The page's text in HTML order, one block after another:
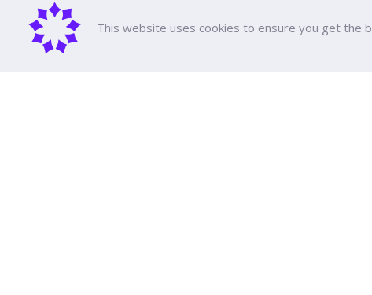
This website uses cookies to ensure you get the